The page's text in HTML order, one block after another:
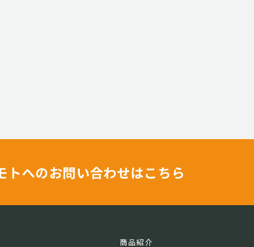
トへのお問い合わせはこちら
商品紹介